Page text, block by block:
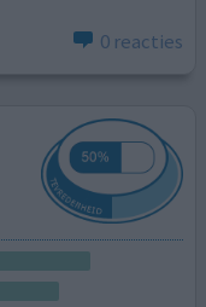
0 reacties